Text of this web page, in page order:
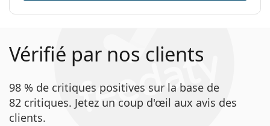
Vérifié par nos clients
98 % de critiques positives sur la base de
82 critiques. Jetez un coup d'œil aux avis des
clients.